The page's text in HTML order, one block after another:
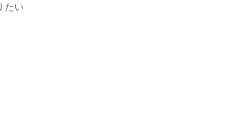
たい